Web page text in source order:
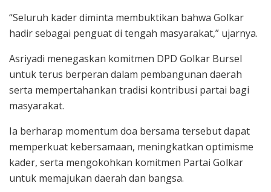
“Seluruh kader diminta membuktikan bahwa Golkar
hadir sebagai penguat di tengah masyarakat,” ujarnya.
Asriyadi menegaskan komitmen DPD Golkar Bursel
untuk terus berperan dalam pembangunan daerah
serta mempertahankan tradisi kontribusi partai bagi
masyarakat.
Ia berharap momentum doa bersama tersebut dapat
memperkuat kebersamaan, meningkatkan optimisme
kader, serta mengokohkan komitmen Partai Golkar
untuk memajukan daerah dan bangsa.